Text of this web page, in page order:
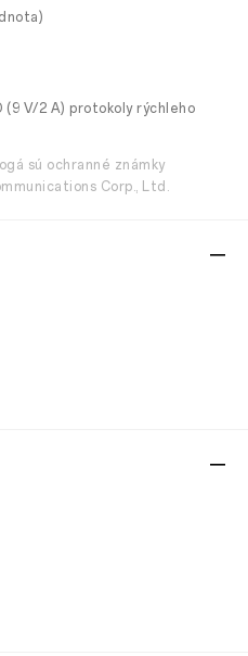
(9 V/2 A) protokoly rýchleho
sú ochranné známky
Corp., Ltd.